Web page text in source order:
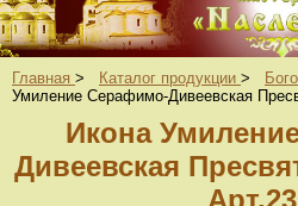
Главная > Каталог продукции >
Умиление Серафимо-Дивеевская
Икона
Дивеевская